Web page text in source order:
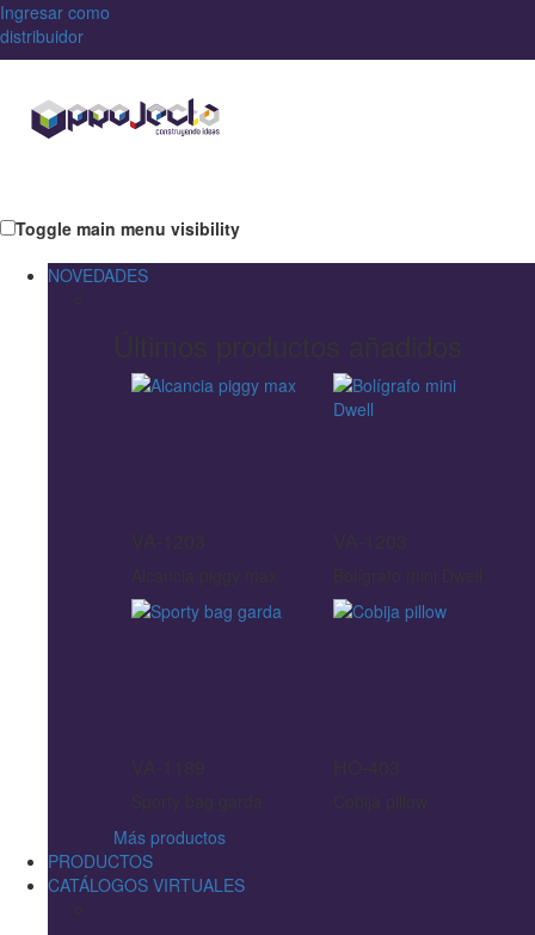
Ingresar como
distribuidor
Toggle main menu visibility
NOVEDADES
Últimos productos añadidos
VA-1203
Alcancia piggy max
VA-1203
Bolígrafo mini Dwell
VA-1189
Sporty bag garda
HO-403
Cobija pillow
Más productos
PRODUCTOS
CATÁLOGOS VIRTUALES